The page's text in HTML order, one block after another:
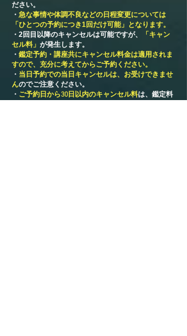
ださい。
・ 急な事情や体調不良などの日程変更については
「ひとつの予約につき1回だけ可能」となります。
・2回目以降のキャンセルは可能ですが、
「キャン
セル料」 が発生します。
​・ 鑑定予約・講座共にキャンセル料金は適用されま
すので、充分に考えてからご予約ください。
・ 当日予約での当日キャンセルは、お受けできませ
んのでご注意ください。
・ ご予約日から30日以内のキャンセル料は、鑑定料